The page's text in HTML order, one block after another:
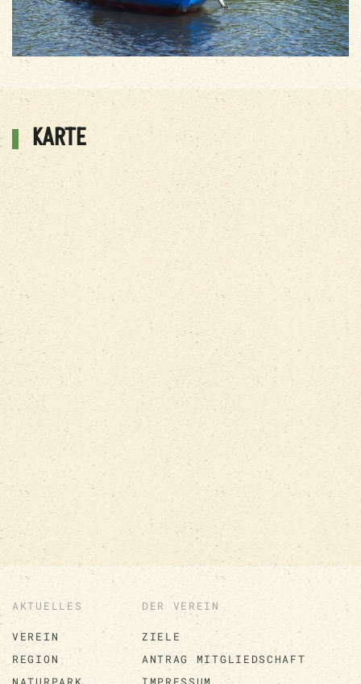
KARTE
AKTUELLES
VEREIN
REGION
DER VEREIN
ZIELE
ANTRAG MITGLIEDSCHAFT